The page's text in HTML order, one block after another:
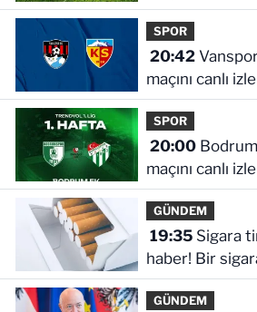
SPOR
20:42Vanspor FK Kayserispor
maçını canlı izle
SPOR
20:00Bodrum FK Bursaspor
maçını canlı izle
GÜNDEM
19:35Sigara tiryakilerine kötü
haber! Bir
zam geldi
GÜNDEM